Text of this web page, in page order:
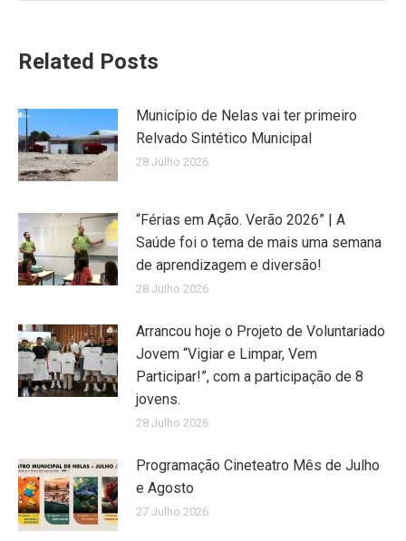
Related Posts
Município de Nelas vai ter primeiro
Relvado Sintético Municipal
28 Julho 2026
“Férias em Ação. Verão 2026” | A
Saúde foi o tema de mais uma semana
de aprendizagem e diversão!
28 Julho 2026
Arrancou hoje o Projeto de Voluntariado
Jovem “Vigiar e Limpar, Vem
Participar!”, com a participação de 8
jovens.
28 Julho 2026
Programação Cineteatro Mês de Julho
e Agosto
27 Julho 2026